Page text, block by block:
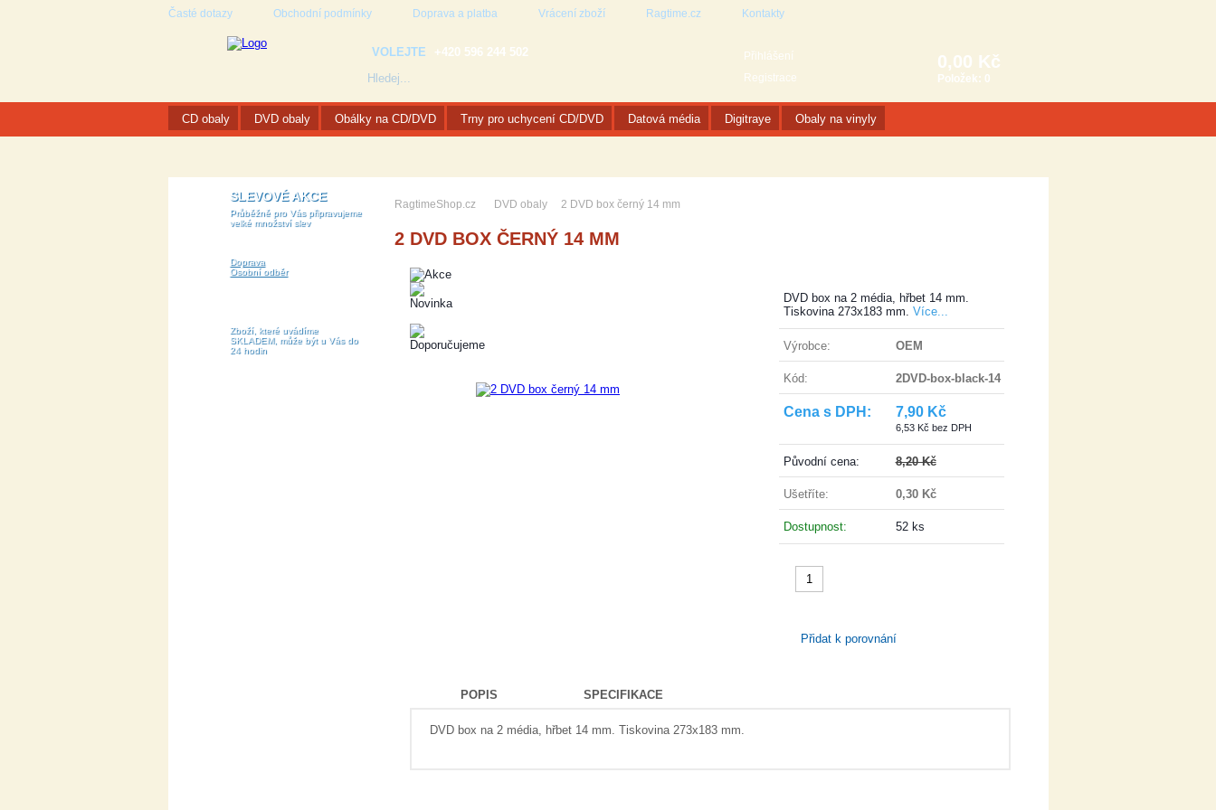
Časté dotazy Obchodní podmínky Doprava a platba Vrácení zboží Ragtime.cz Kontakty
VOLEJTE +420 596 244 502
Přihlášení
Registrace
0,00 Kč
Položek: 0
CD obaly DVD obaly Obálky na CD/DVD Trny pro uchycení CD/DVD Datová média Digitraye Obaly na vinyly
SLEVOVÉ AKCE
Průběžně pro Vás připravujeme
velké množství slev
Doprava
Osobní odběr
Zboží, které uvádíme
SKLADEM, může být u Vás do
24 hodin
RagtimeShop.cz DVD obaly 2 DVD box černý 14 mm
2 DVD BOX ČERNÝ 14 MM
DVD box na 2 média, hřbet 14 mm.
Tiskovina 273x183 mm. Více...
Výrobce: OEM
Kód: 2DVD-box-black-14
Cena s DPH: 7,90 Kč
6,53 Kč bez DPH
Původní cena: 8,20 Kč
Ušetříte: 0,30 Kč
dostupnost: 52 ks
Přidat k porovnání
POPIS SPECIFIKACE
DVD box na 2 média, hřbet 14 mm. Tiskovina 273x183 mm.